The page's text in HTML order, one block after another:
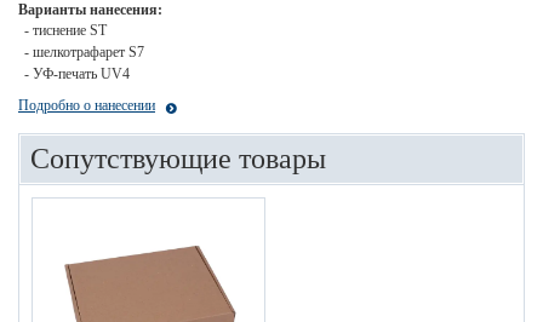
Варианты нанесения:
- тиснение ST
- шелкотрафарет S7
- УФ-печать UV4
Подробно о нанесении
Сопутствующие товары